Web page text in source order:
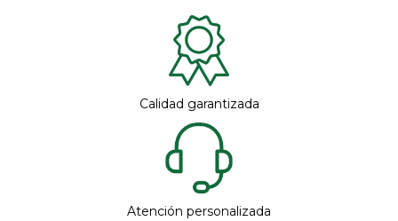
Calidad garantizada
Atención personalizada